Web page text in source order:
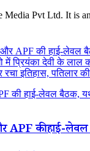
Pvt Ltd. It is
और APF की हाई-लेवल
में प्रियंका देवी के लाल
इतिहास, पतिलार
की हाई-लेवल बैठक,
APF की हाई-